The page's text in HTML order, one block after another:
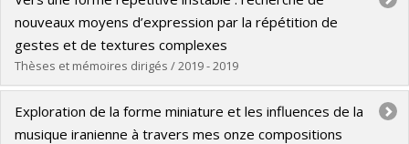
Cycle :Doctorat
Diplôme obtenu :D. Mus.
Lien vers le document dans Papyrus
nouveaux moyens d’expression par la répétition de
gestes et de textures complexes
Thèses et mémoires dirigés / 2019 - 2019
Diplômé(e) :Pelz, Ofer
Cycle :Doctorat
Exploration de la forme miniature et les influences de la
musique iranienne à travers mes onze compositions